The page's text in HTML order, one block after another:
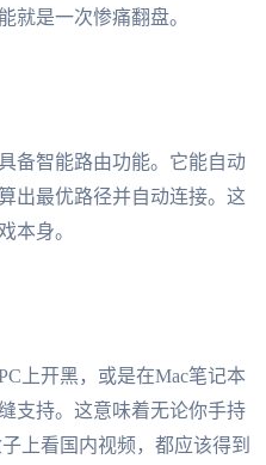
就是一次惨痛翻盘。
备智能路由功能。它能自动
出最优路径并自动连接。这
本身。
上开黑，或是在Mac笔记本
支持。这意味着无论你手持
上看国内视频，都应该得到